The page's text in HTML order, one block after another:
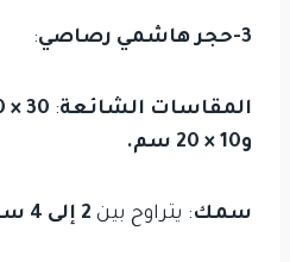
3-حجر هاشمي رصاصي :
المقاسات الشائعة:
و10 × 20 سم.
سمك: يتراوح بين